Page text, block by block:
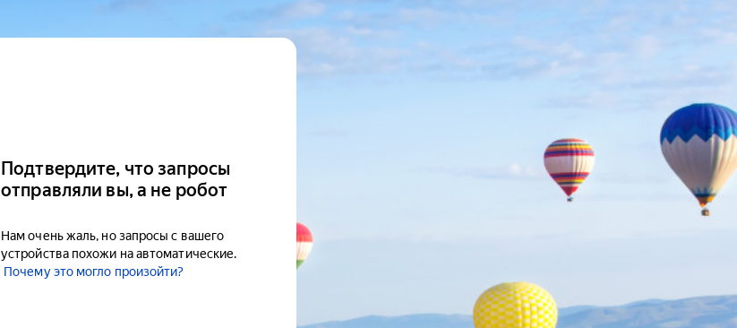
Подтвердите, что запросы
отправляли вы, а не робот
Нам очень жаль, но запросы с вашего
устройства похожи на автоматические.
Почему это могло произойти?